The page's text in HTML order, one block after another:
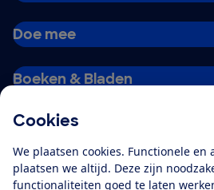
Cookies
We plaatsen cookies. Functionele en
plaatsen we altijd. Deze zijn
functionaliteiten goed te laten
Doe mee
Boeken & Bladen